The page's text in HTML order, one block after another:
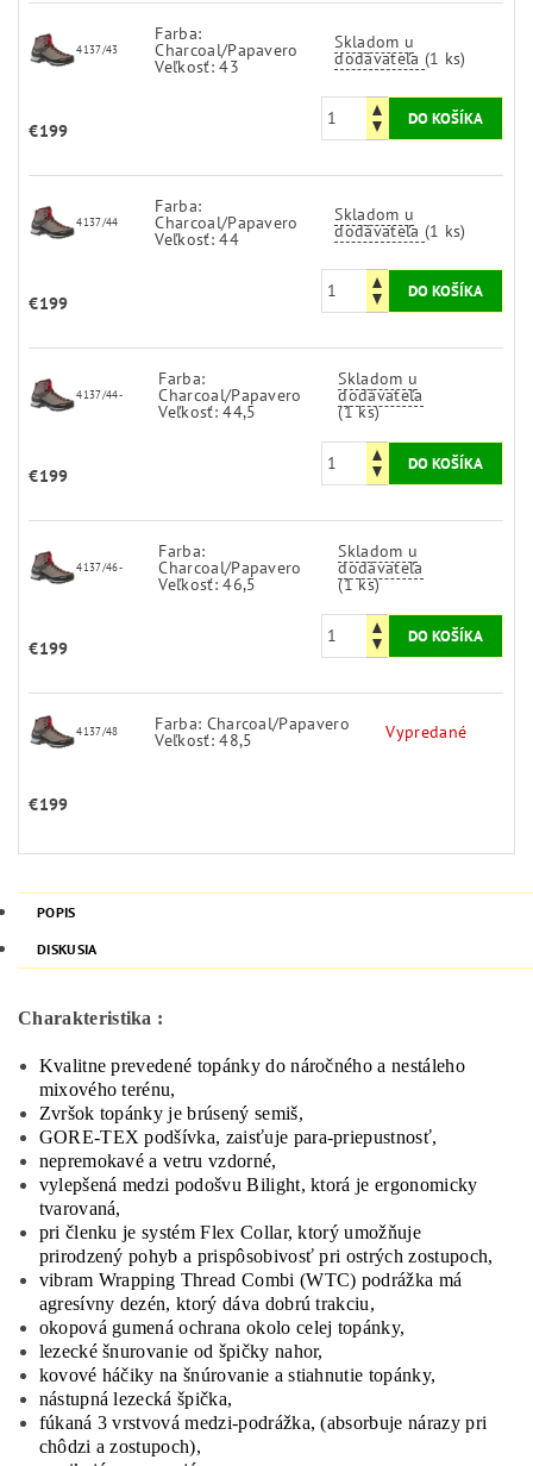
4137/43
Farba:
Charcoal/Papavero
Veľkosť: 43
Skladom u
dodávateľa (1 ks)
€199
4137/44
Farba:
Charcoal/Papavero
Veľkosť: 44
Skladom u
dodávateľa (1 ks)
€199
4137/44-
Farba:
Charcoal/Papavero
Veľkosť: 44,5
Skladom u
dodávateľa
(1 ks)
€199
4137/46-
Farba:
Charcoal/Papavero
Veľkosť: 46,5
Skladom u
dodávateľa
(1 ks)
€199
4137/48 Farba: Charcoal/Papavero
Veľkosť: 48,5 Vypredané
€199
POPIS
DISKUSIA
Charakteristika :
Kvalitne prevedené topánky do náročného a nestáleho
mixového terénu,
Zvršok topánky je brúsený semiš,
GORE-TEX podšívka, zaisťuje para-priepustnosť,
nepremokavé a vetru vzdorné,
vylepšená medzi podošvu Bilight, ktorá je ergonomicky
tvarovaná,
pri členku je systém Flex Collar, ktorý umožňuje
prirodzený pohyb a prispôsobivosť pri ostrých zostupoch,
vibram Wrapping Thread Combi (WTC) podrážka má
agresívny dezén, ktorý dáva dobrú trakciu,
okopová gumená ochrana okolo celej topánky,
lezecké šnurovanie od špičky nahor,
kovové háčiky na šnúrovanie a stiahnutie topánky,
nástupná lezecká špička,
fúkaná 3 vrstvová medzi-podrážka, (absorbuje nárazy pri
chôdzi a zostupoch),